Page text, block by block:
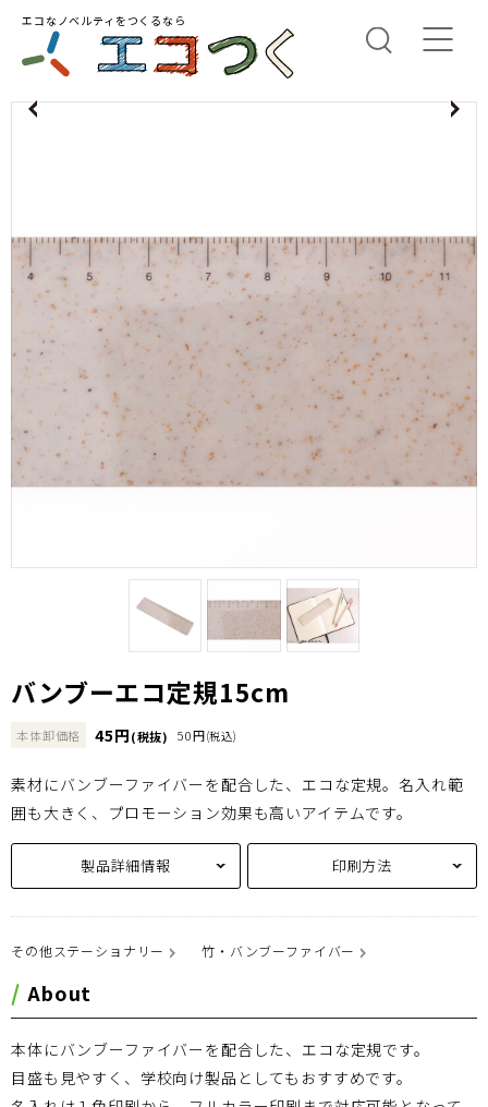
エコなノベルティをつくるなら
バンブーエコ定規15cm
本体卸価格 45円(税抜) 50円(税込)
素材にバンブーファイバーを配合した、エコな定規。名入れ範
囲も大きく、プロモーション効果も高いアイテムです。
製品詳細情報 印刷方法
その他ステーショナリー 竹・バンブーファイバー
About
本体にバンブーファイバーを配合した、エコな定規です。
目盛も見やすく、学校向け製品としてもおすすめです。